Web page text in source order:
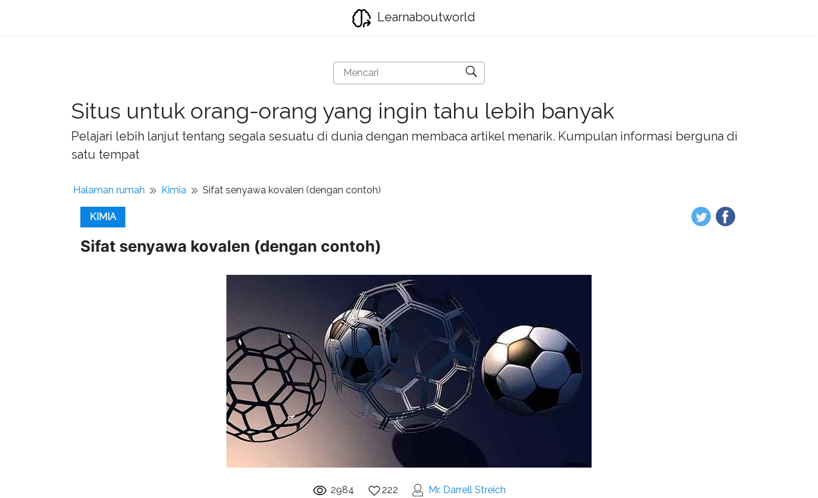
Learnaboutworld
Situs untuk orang-orang yang ingin tahu lebih banyak
Pelajari lebih lanjut tentang segala sesuatu di dunia dengan membaca artikel menarik. Kumpulan informasi berguna di
satu tempat
Halaman rumah Kimia Sifat senyawa kovalen (dengan contoh)
KIMIA
Sifat senyawa kovalen (dengan contoh)
2984 222 Mr. Darrell Streich